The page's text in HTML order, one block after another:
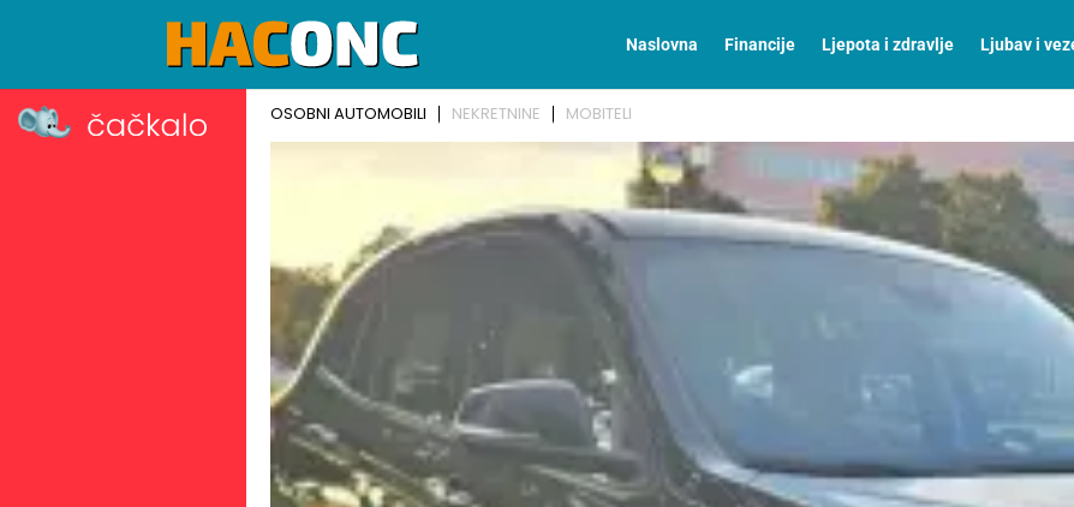
Naslovna Financije Ljepota i zdravlje Ljubav i